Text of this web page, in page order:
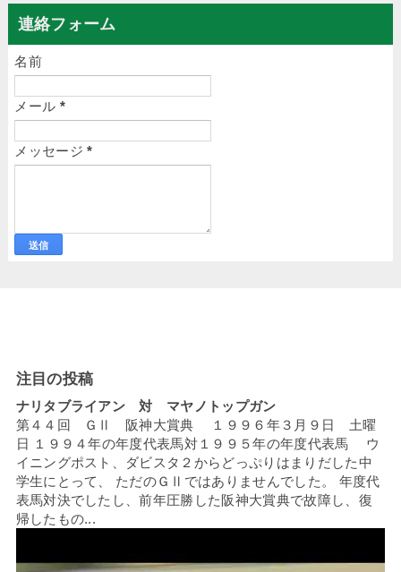
連絡フォーム
名前
メール *
メッセージ*
注目の投稿
ナリタブライアン 対 マヤノトップガン
第４４回 ＧⅡ 阪神大賞典 １９９６年３月９日 土曜
日 １９９４年の年度代表馬対１９９５年の年度代表馬 ウ
イニングポスト、ダビスタ２からどっぷりはまりだした中
学生にとって、 ただのＧⅡではありませんでした。 年度代
表馬対決でしたし、前年圧勝した阪神大賞典で故障し、復
帰したもの...